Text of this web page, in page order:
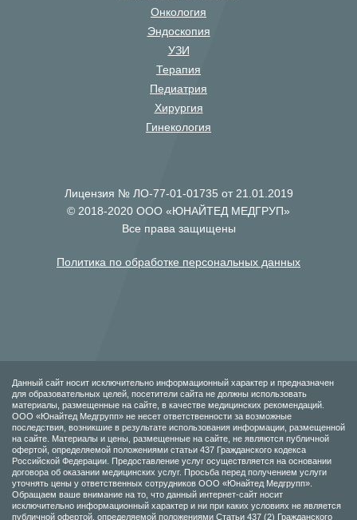
Онкология
Эндоскопия
УЗИ
Терапия
Педиатрия
Хирургия
Гинекология
Лицензия № ЛО-77-01-01735 от 21.01.2019
© 2018-2020 ООО «ЮНАЙТЕД МЕДГРУП»
Все права защищены
Политика по обработке персональных данных
Данный сайт носит исключительно информационный характер и предназначен
для образовательных целей, посетители сайта не должны использовать
материалы, размещенные на сайте, в качестве медицинских рекомендаций.
ООО «Юнайтед Медгрупп» не несет ответственности за возможные
последствия, возникшие в результате использования информации, размещенной
на сайте. Материалы и цены, размещенные на сайте, не являются публичной
офертой, определяемой положениями статьи 437 Гражданского кодекса
Российской Федерации. Предоставление услуг осуществляется на основании
договора об оказании медицинских услуг. Просьба перед получением услуги
уточнять цены у ответственных сотрудников ООО «Юнайтед Медгрупп».
Обращаем ваше внимание на то, что данный интернет-сайт носит
исключительно информационный характер и ни при каких условиях не является
публичной офертой, определяемой положениями Статьи 437 (2) Гражданского